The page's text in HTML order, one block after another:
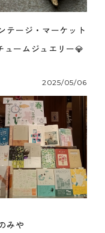
テージ・マーケット
ームジュエリー💎
2025/05/06
みや